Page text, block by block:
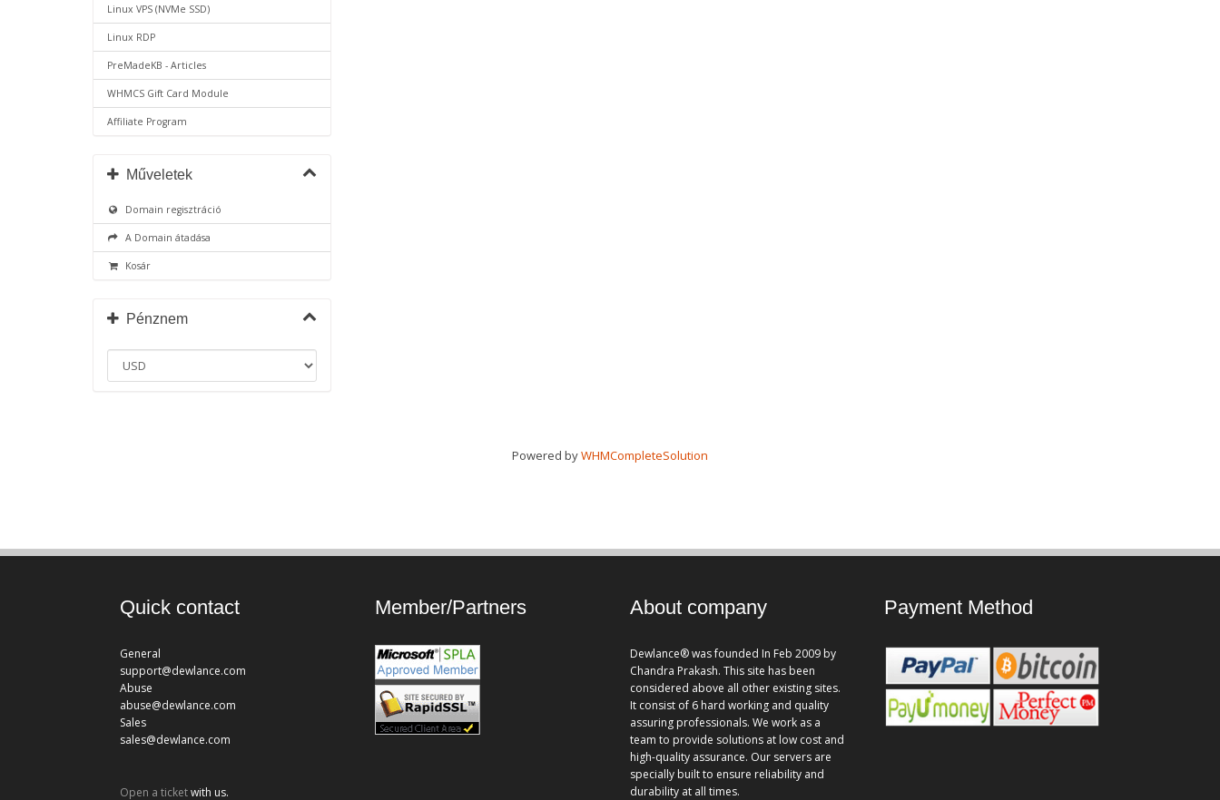
Linux VPS (NVMe SSD)
Linux RDP
PreMadeKB - Articles
WHMCS Gift Card Module
Affiliate Program
Műveletek
Domain regisztráció
A Domain átadása
Kosár
Pénznem
Powered byWHMCompleteSolution
Quick contact
General
support@dewlance.com
Abuse
abuse@dewlance.com
Sales
sales@dewlance.com
Open a ticketwith us.
Member/Partners About company
Dewlance® was founded In Feb 2009 by
Chandra Prakash. This site has been
considered above all other existing sites.
It consist of 6 hard working and quality
assuring professionals. We work as a
team to provide solutions at low cost and
high-quality assurance. Our servers are
specially built to ensure reliability and
durability at all times.
Payment Method